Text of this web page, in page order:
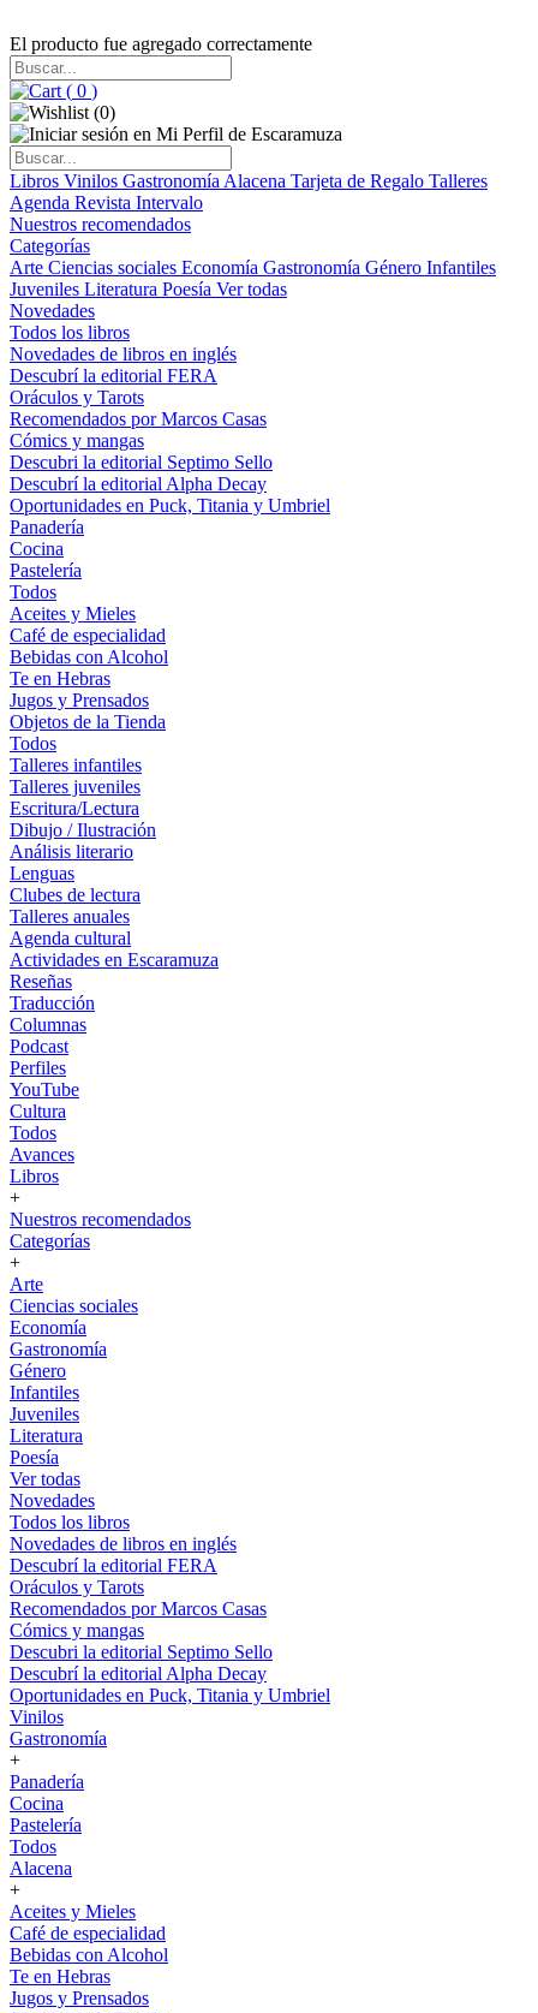
El producto fue agregado correctamente
( 0 )
(0)
Libros Vinilos Gastronomía Alacena Tarjeta de Regalo Talleres
Agenda Revista Intervalo
Nuestros recomendados
Categorías
Arte Ciencias sociales Economía Gastronomía Género Infantiles
Juveniles Literatura Poesía Ver todas
Novedades
Todos los libros
Novedades de libros en inglés
Descubrí la editorial FERA
Oráculos y Tarots
Recomendados por Marcos Casas
Cómics y mangas
Descubri la editorial Septimo Sello
Descubrí la editorial Alpha Decay
Oportunidades en Puck, Titania y Umbriel
Panadería
Cocina
Pastelería
Todos
Aceites y Mieles
Café de especialidad
Bebidas con Alcohol
Te en Hebras
Jugos y Prensados
Objetos de la Tienda
Todos
Talleres infantiles
Talleres juveniles
Escritura/Lectura
Dibujo / Ilustración
Análisis literario
Lenguas
Clubes de lectura
Talleres anuales
Agenda cultural
Actividades en Escaramuza
Reseñas
Traducción
Columnas
Podcast
Perfiles
YouTube
Cultura
Todos
Avances
Libros
+
Nuestros recomendados
Categorías
+
Arte
Ciencias sociales
Economía
Gastronomía
Género
Infantiles
Juveniles
Literatura
Poesía
Ver todas
Novedades
Todos los libros
Novedades de libros en inglés
Descubrí la editorial FERA
Oráculos y Tarots
Recomendados por Marcos Casas
Cómics y mangas
Descubri la editorial Septimo Sello
Descubrí la editorial Alpha Decay
Oportunidades en Puck, Titania y Umbriel
Vinilos
Gastronomía
+
Panadería
Cocina
Pastelería
Todos
Alacena
+
Aceites y Mieles
Café de especialidad
Bebidas con Alcohol
Te en Hebras
Jugos y Prensados